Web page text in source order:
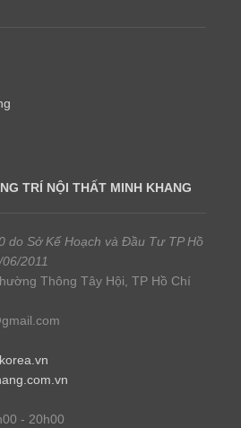
TRÍ NỘI THẤT MINH KHANG
do Sở Kế Hoạch và Đầu Tư TP Hồ
2011
Thông Tây Hội, TP Hồ Chí
- 20h00